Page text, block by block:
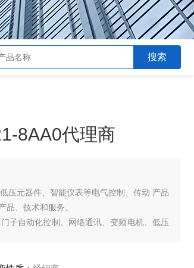
8AA0代理商
压元器件、智能仪表等电气控制、传动 产品
品、技术和服务。
子自动化控制、网络通讯、变频电机、低压